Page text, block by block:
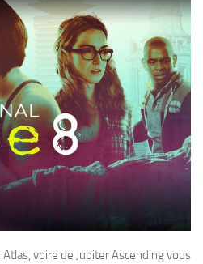
voire de Jupiter Ascending vous